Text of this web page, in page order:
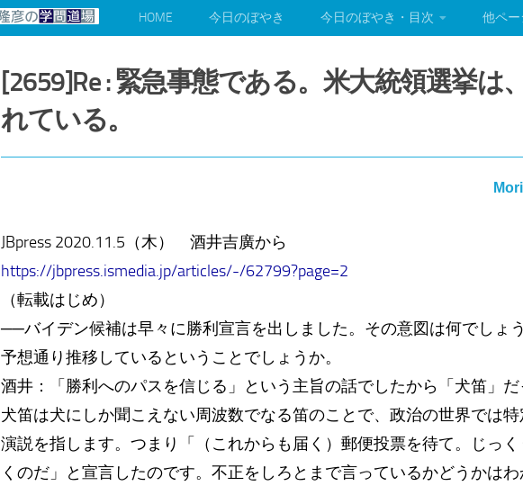
HOME 今日のぼやき 今日のぼやき・目次 他ペー
[2659]Re : 緊急事態である。米大統領選挙は
れている。
JBpress 2020.11.5（木） 酒井吉廣から
https://jbpress.ismedia.jp/articles/-/62799?page=2
（転載はじめ）
──バイデン候補は早々に勝利宣言を出しました。その意図は何でしょ
予想通り推移しているということでしょうか。
酒井：「勝利へのパスを信じる」という主旨の話でしたから「犬笛」だ
犬笛は犬にしか聞こえない周波数でなる笛のことで、政治の世界では
演説を指します。つまり「（これからも届く）郵便投票を待て。じっ
くのだ」と宣言したのです。不正をしろとまで言っているかどうかは